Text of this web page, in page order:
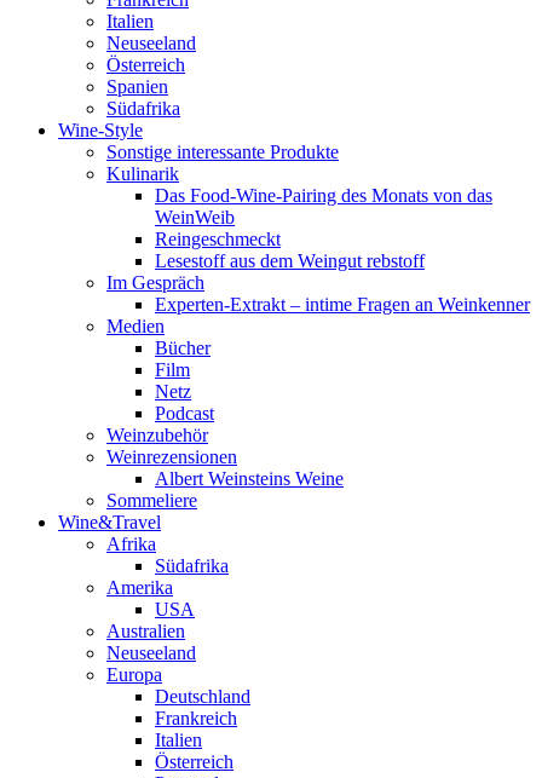
Italien
Neuseeland
Österreich
Spanien
Südafrika
Wine-Style
Sonstige interessante Produkte
Kulinarik
Das Food-Wine-Pairing des Monats von das
WeinWeib
Reingeschmeckt
Lesestoff aus dem Weingut rebstoff
Im Gespräch
Experten-Extrakt – intime Fragen an Weinkenner
Medien
Bücher
Film
Netz
Podcast
Weinzubehör
Weinrezensionen
Albert Weinsteins Weine
Sommeliere
Wine&Travel
Afrika
Südafrika
Amerika
USA
Australien
Neuseeland
Europa
Deutschland
Frankreich
Italien
Österreich